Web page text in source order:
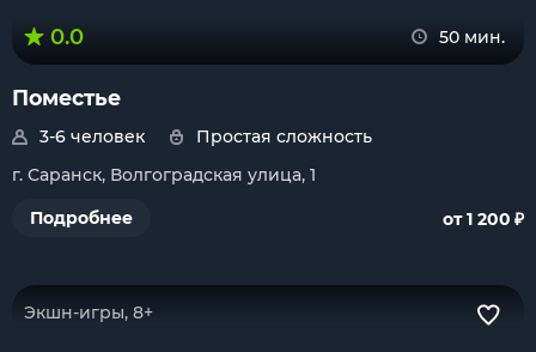
0.0 50 мин.
Поместье
3-6 человек
Простая сложность
г. Саранск, Волгоградская улица, 1
Подробнее
от 1 200 ₽
Экшн-игры, 8+